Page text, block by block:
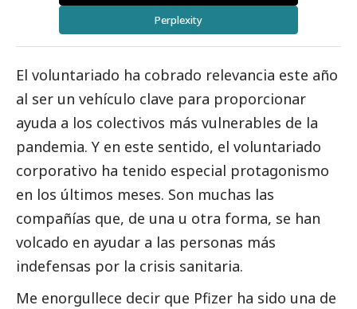
Perplexity
El voluntariado ha cobrado relevancia este año
al ser un vehículo clave para proporcionar
ayuda a los colectivos más vulnerables de la
pandemia. Y en este sentido, el voluntariado
corporativo ha tenido especial protagonismo
en los últimos meses. Son muchas las
compañías que, de una u otra forma, se han
volcado en ayudar a las personas más
indefensas por la crisis sanitaria.
Me enorgullece decir que Pfizer ha sido una de